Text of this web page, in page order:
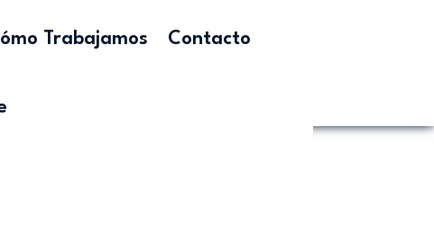
Trabajamos Contacto